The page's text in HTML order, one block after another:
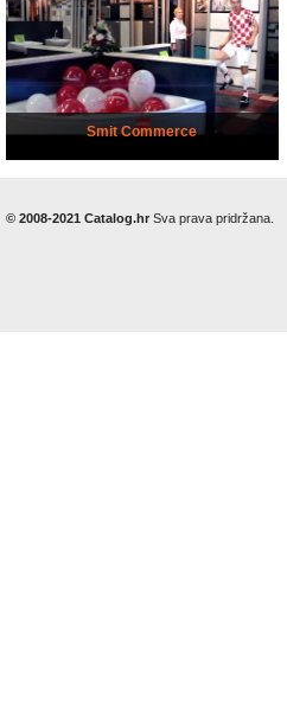
Smit Commerce
© 2008-2021 Catalog.hr Sva prava pridržana.